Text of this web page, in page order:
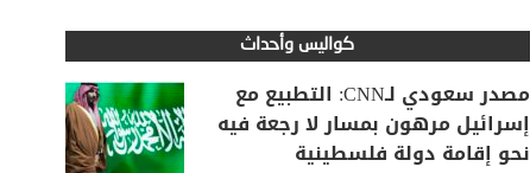
كواليس وأحداث
مصدر سعودي لـCNN: التطبيع مع
إسرائيل مرهون بمسار لا رجعة فيه
نحو إقامة دولة فلسطينية